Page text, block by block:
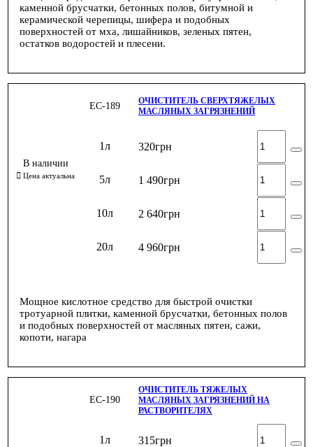
каменной брусчатки, бетонных полов, битумной и
керамической черепицы, шифера и подобных
поверхностей от мха, лишайников, зеленых пятен,
остатков водоростей и плесени.
ЕС-189
ОЧИСТИТЕЛЬ СВЕРХТЯЖЕЛЫХ
МАСЛЯНЫХ ЗАГРЯЗНЕНИЙ
1л 320грн
5л 1 490грн
10л 2 640грн
20л 4 960грн
Мощное кислотное средство для быстрой очистки
тротуарной плитки, каменной брусчатки, бетонных полов
и подобных поверхностей от масляных пятен, сажи,
копоти, нагара
ЕС-190
ОЧИСТИТЕЛЬ ТЯЖЕЛЫХ
МАСЛЯНЫХ ЗАГРЯЗНЕНИЙ НА
РАСТВОРИТЕЛЯХ
1л 315грн